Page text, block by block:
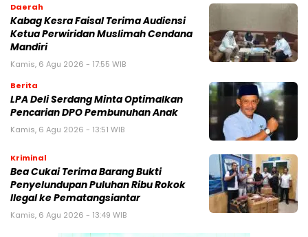
Daerah
Kabag Kesra Faisal Terima Audiensi
Ketua Perwiridan Muslimah Cendana
Mandiri
Kamis, 6 Agu 2026 - 17:55 WIB
Berita
LPA Deli Serdang Minta Optimalkan
Pencarian DPO Pembunuhan Anak
Kamis, 6 Agu 2026 - 13:51 WIB
Kriminal
Bea Cukai Terima Barang Bukti
Penyelundupan Puluhan Ribu Rokok
Ilegal ke Pematangsiantar
Kamis, 6 Agu 2026 - 13:49 WIB